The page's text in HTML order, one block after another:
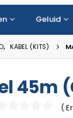
Geluid
, KABEL (KITS)
45m
(